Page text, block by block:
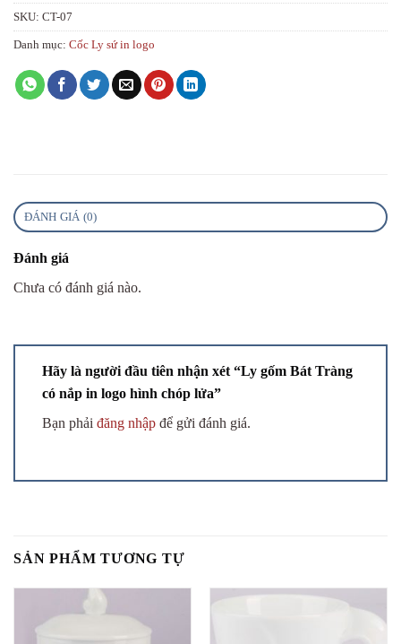
SKU: CT-07
Danh mục: Cốc Ly sứ in logo
ĐÁNH GIÁ (0)
Đánh giá
Chưa có đánh giá nào.
Hãy là người đầu tiên nhận xét “Ly gốm Bát Tràng
có nắp in logo hình chóp lửa”
Bạn phải đăng nhập để gửi đánh giá.
SẢN PHẨM TƯƠNG TỰ